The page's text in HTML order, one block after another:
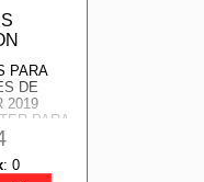
PARA
DE
2019
PARA
: 0